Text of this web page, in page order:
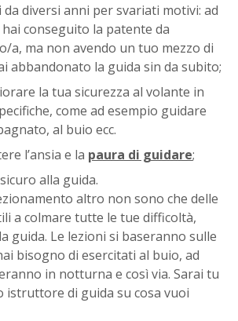
diversi anni per svariati motivi: ad
conseguito la patente da
a, ma non avendo un tuo mezzo di
abbandonato la guida sin da subito;
la tua sicurezza al volante in
come ad esempio guidare
al buio ecc.
l’ansia e la paura di guidare;
alla guida.
altro non sono che delle
a colmare tutte le tue difficoltà,
guida. Le lezioni si baseranno sulle
bisogno di esercitati al buio, ad
in notturna e così via. Sarai tu
istruttore di guida su cosa vuoi